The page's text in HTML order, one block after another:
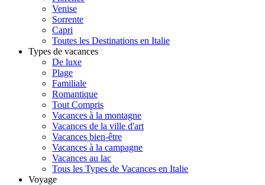
Venise
Sorrente
Capri
Toutes les Destinations en Italie
Types de vacances
De luxe
Plage
Familiale
Romantique
Tout Compris
Vacances à la montagne
Vacances de la ville d'art
Vacances bien-être
Vacances à la campagne
Vacances au lac
Tous les Types de Vacances en Italie
Voyage